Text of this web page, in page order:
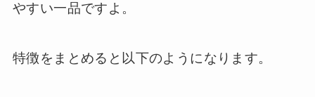
やすい一品ですよ。
特徴をまとめると以下のようになります。